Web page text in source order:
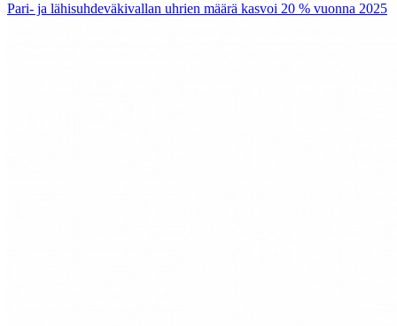
Pari- ja lähisuhdeväkivallan uhrien määrä kasvoi 20 % vuonna 2025